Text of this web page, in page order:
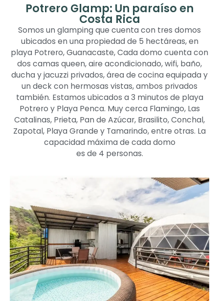
Potrero Glamp: Un paraíso en
Costa Rica
Somos un glamping que cuenta con tres domos
ubicados en una propiedad de 5 hectáreas, en
playa Potrero, Guanacaste, Cada domo cuenta con
dos camas queen, aire acondicionado, wifi, baño,
ducha y jacuzzi privados, área de cocina equipada y
un deck con hermosas vistas, ambos privados
también. Estamos ubicados a 3 minutos de playa
Potrero y Playa Penca. Muy cerca Flamingo, Las
Catalinas, Prieta, Pan de Azúcar, Brasilito, Conchal,
Zapotal, Playa Grande y Tamarindo, entre otras. La
capacidad máxima de cada domo
es de 4 personas.